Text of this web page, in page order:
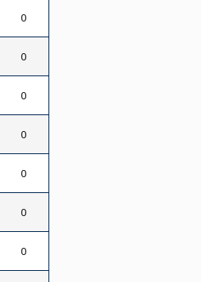
0
0
0
0
0
0
0